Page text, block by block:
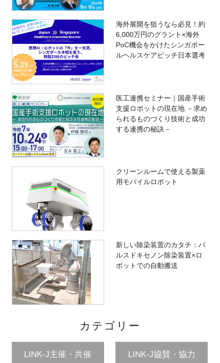
海外展開を狙うなら必見！約
6,000万円のグラント×海外
PoC機会をかけたシンガポー
ルヘルスケアピッチ日本選考
医工連携セミナー｜国産手術
支援ロボットの現在地 －求め
られるものづくり技術と成功
する連携の秘訣－
クリーンルームで使える製薬
用モバイルロボット
新しい除染装置のカタチ：パ
ルスドキセノン除染装置×ロ
ボットでの自動搬送
カテゴリー
LINK-J主催・共催 LINK-J協賛・協力